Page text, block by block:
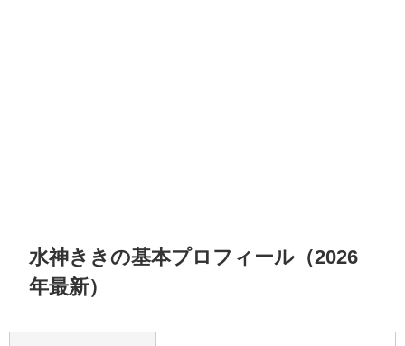
水神ききの基本プロフィール（2026
年最新）